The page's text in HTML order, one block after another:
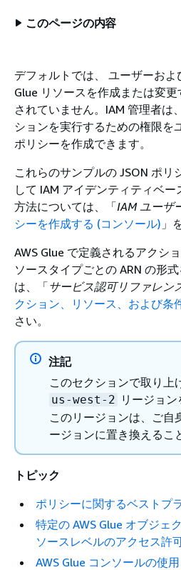
このページの内容
デフォルトでは、 ユーザーおよ
Glue リソースを作成または変
されていません。IAM 管理者は
ションを実行するための権限を
ポリシーを作成できます。
これらのサンプルの JSON ポリ
して IAM アイデンティティベ
方法については、「IAM ユーザ
シーを作成する (コンソール) 」
AWS Glue で定義されるアクシ
ソースタイプごとの ARN の形
は、「サービス認可リファレン
クション、リソース、および条
さい。
注記
このセクションで取り上
us-west-2 リージョン
このリージョンは、ご自
ージョンに置き換えるこ
トピック
ポリシーに関するベストプ
特定の AWS Glue オブジェ
ソースレベルのアクセス許
AWS Glue コンソールの使用